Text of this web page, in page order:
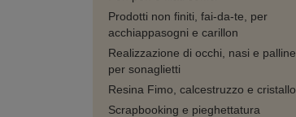
Prodotti non finiti, fai-da-te, per
acchiappasogni e carillon
Realizzazione di occhi, nasi e palline
per sonaglietti
Resina Fimo, calcestruzzo e cristallo
Scrapbooking e pieghettatura